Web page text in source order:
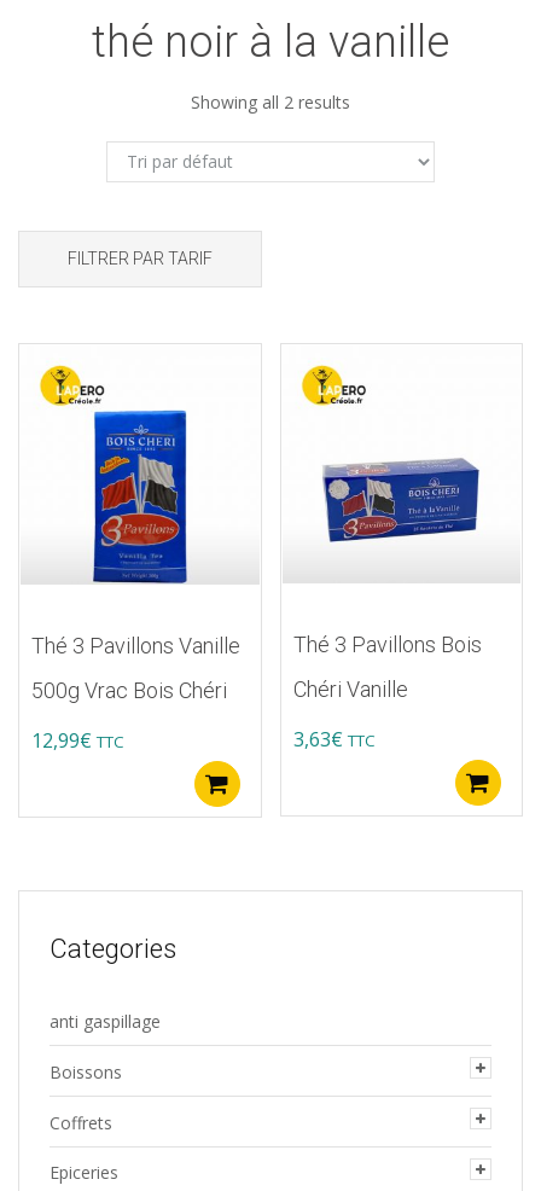
thé noir à la vanille
Showing all 2 results
FILTRER PAR TARIF
Thé 3 Pavillons Vanille
500g Vrac Bois Chéri
12,99€ TTC
Thé 3 Pavillons Bois
Chéri Vanille
3,63€ TTC
Categories
anti gaspillage
Boissons
Coffrets
Epiceries